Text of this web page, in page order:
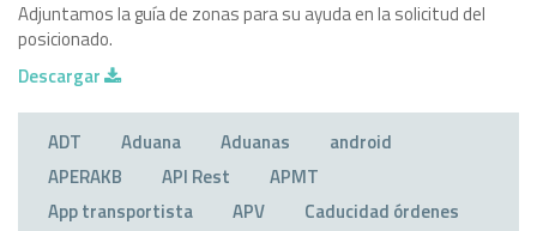
Adjuntamos la guía de zonas para su ayuda en la solicitud del
posicionado.
Descargar
ADT Aduana Aduanas
android
APERAKB
API Rest
APMT
App transportista
APV
Caducidad órdenes